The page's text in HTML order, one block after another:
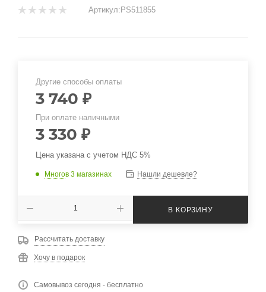
Артикул: PS511855
Другие способы оплаты
3 740 ₽
При оплате наличными
3 330 ₽
Цена указана с учетом НДС 5%
Многов 3 магазинах Нашли дешевле?
В КОРЗИНУ
Рассчитать доставку
Хочу в подарок
Самовывоз сегодня - бесплатно